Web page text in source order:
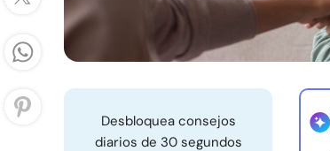
Desbloquea consejos
diarios de 30 segundos